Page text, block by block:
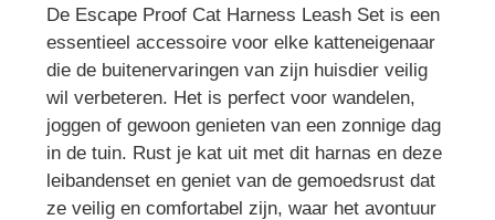
De Escape Proof Cat Harness Leash Set is een
essentieel accessoire voor elke katteneigenaar
die de buitenervaringen van zijn huisdier veilig
wil verbeteren. Het is perfect voor wandelen,
joggen of gewoon genieten van een zonnige dag
in de tuin. Rust je kat uit met dit harnas en deze
leibandenset en geniet van de gemoedsrust dat
ze veilig en comfortabel zijn, waar het avontuur